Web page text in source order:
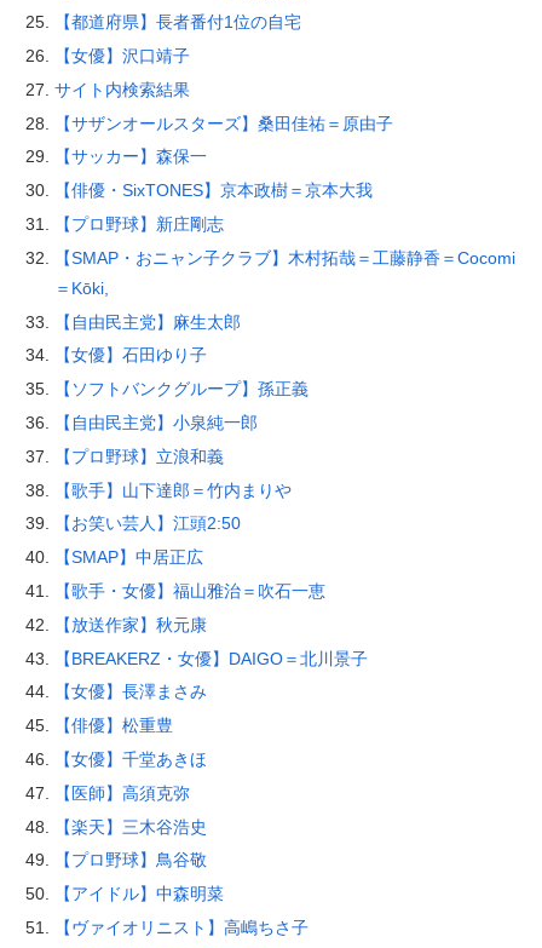
【都道府県】長者番付1位の自宅
【女優】沢口靖子
サイト内検索結果
【サザンオールスターズ】桑田佳祐＝原由子
【サッカー】森保一
【俳優・SixTONES】京本政樹＝京本大我
【プロ野球】新庄剛志
【SMAP・おニャン子クラブ】木村拓哉＝工藤静香＝Cocomi
＝Kōki,
【自由民主党】麻生太郎
【女優】石田ゆり子
【ソフトバンクグループ】孫正義
【自由民主党】小泉純一郎
【プロ野球】立浪和義
【歌手】山下達郎＝竹内まりや
【お笑い芸人】江頭2:50
【SMAP】中居正広
【歌手・女優】福山雅治＝吹石一恵
【放送作家】秋元康
【BREAKERZ・女優】DAIGO＝北川景子
【女優】長澤まさみ
【俳優】松重豊
【女優】千堂あきほ
【医師】高須克弥
【楽天】三木谷浩史
【プロ野球】鳥谷敬
【アイドル】中森明菜
【ヴァイオリニスト】高嶋ちさ子